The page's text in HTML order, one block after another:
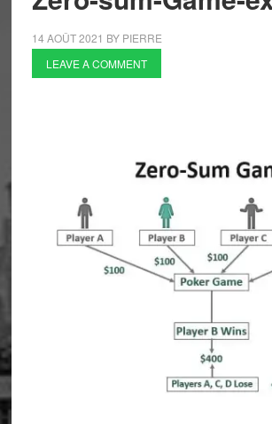
14 AOÛT 2021 BY PIERRE
LEAVE A COMMENT